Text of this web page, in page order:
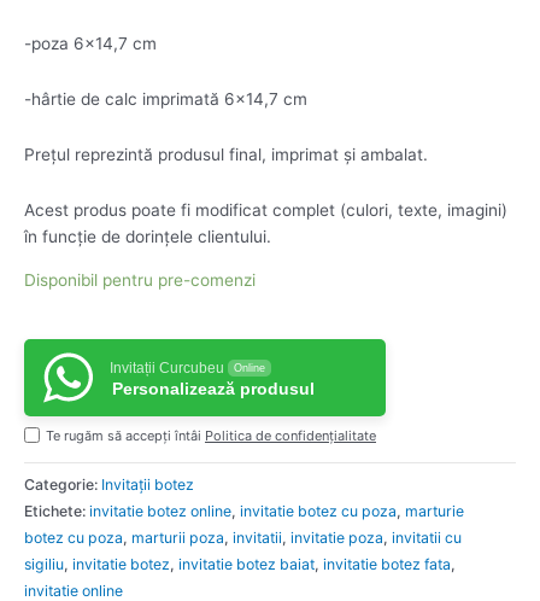
-poza 6×14,7 cm
-hârtie de calc imprimată 6×14,7 cm
Prețul reprezintă produsul final, imprimat și ambalat.
Acest produs poate fi modificat complet (culori, texte, imagini)
în funcție de dorințele clientului.
Disponibil pentru pre-comenzi
Invitații Curcubeu Online
Personalizează produsul
Te rugăm să accepți întâi Politica de confidențialitate
Categorie: Invitații botez
Etichete: invitatie botez online, invitatie botez cu poza, marturie
botez cu poza, marturii poza, invitatii, invitatie poza, invitatii cu
sigiliu, invitatie botez, invitatie botez baiat, invitatie botez fata,
invitatie online